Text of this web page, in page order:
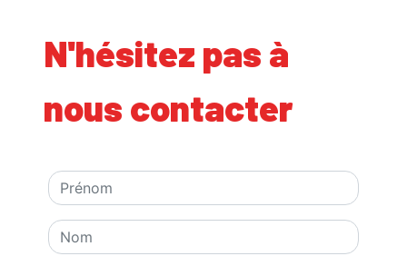
N'hésitez pas à
nous contacter